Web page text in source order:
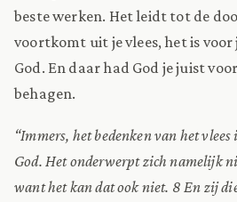
beste werken. Het leidt tot de
voortkomt uit je vlees, het is
God. En daar had God je juist
behagen.
“Immers, het bedenken van het
God. Het onderwerpt zich namelijk
want het kan dat ook niet. 8 En zij